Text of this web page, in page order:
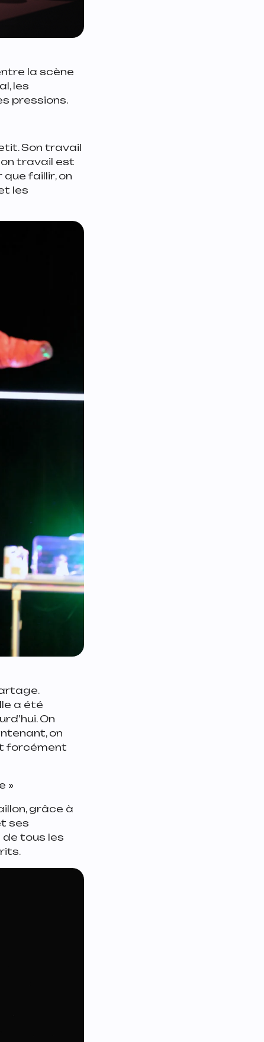
la scène
les
pressions.
Son travail
travail est
que faillir, on
les
a été
On
on
forcément
»
grâce à
ses
de tous les